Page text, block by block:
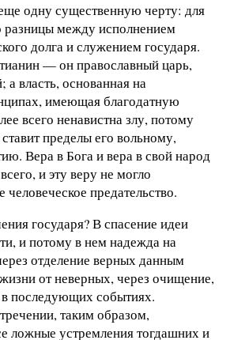
одну существенную черту: для
между исполнением
долга и служением государя.
— он православный царь,
власть, основанная на
имеющая благодатную
всего ненавистна злу, потому
пределы его вольному,
Вера в Бога и вера в свой народ
и эту веру не могло
человеческое предательство.
государя? В спасение идеи
и потому в нем надежда на
отделение верных данным
от неверных, через очищение,
в последующих событиях.
таким образом,
ложные устремления тогдашних и